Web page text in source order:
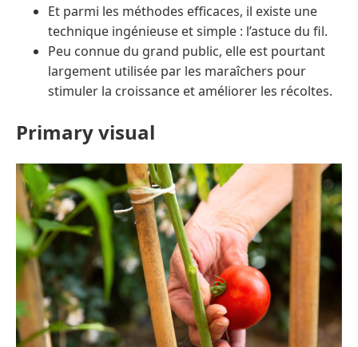
Et parmi les méthodes efficaces, il existe une
technique ingénieuse et simple : l’astuce du fil.
Peu connue du grand public, elle est pourtant
largement utilisée par les maraîchers pour
stimuler la croissance et améliorer les récoltes.
Primary visual